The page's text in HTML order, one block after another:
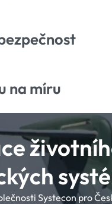
na míru
Systecon pro